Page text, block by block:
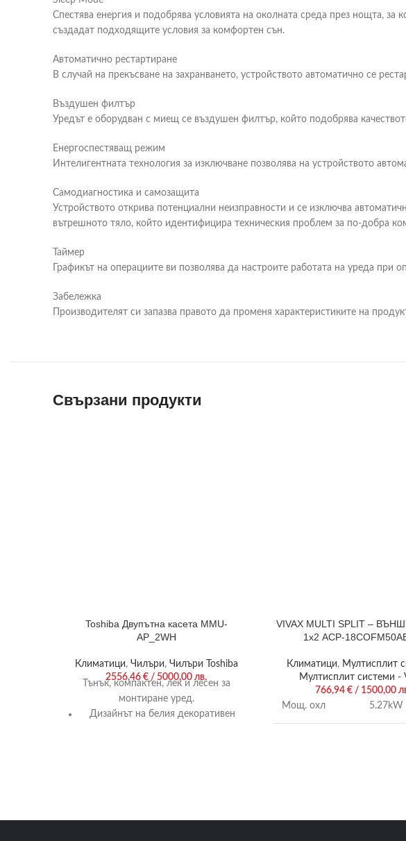
Спестява енергия и подобрява условията на околната среда през нощта,
създадат подходящите условия за комфортен сън.
Автоматично рестартиране
В случай на прекъсване на захранването, устройството автоматично се
Въздушен филтър
Уредът е оборудван с миещ се въздушен филтър, който подобрява
Енергоспестяващ режим
Интелигентната технология за изключване позволява на устройството
Самодиагностика и самозащита
Устройството открива потенциални неизправности и се изключва
вътрешното тяло, който идентифицира техническия проблем за по-добра
Таймер
Графикът на операциите ви позволява да настроите работата на уреда при
Забележка
Производителят си запазва правото да променя характеристиките на
Свързани продукти
Toshiba Двупътна касета MMU-
AP_2WH
Климатици, Чилъри, Чилъри Toshiba
2556,46 € / 5000,00 лв.
Тънък, компактен, лек и лесен за
монтиране уред.
Дизайнът на белия декоративен
VIVAX MULTI SPLIT –
1х2 ACP-
Климатици, Мултисплит
Мултисплит системи -
766,94 € / 1500,00
Мощ. охл
5.27kW